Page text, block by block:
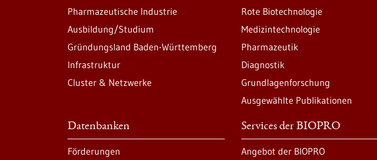
Pharmazeutische Industrie
Ausbildung/Studium
Gründungsland Baden-Württemberg
Infrastruktur
Cluster & Netzwerke
Rote Biotechnologie
Medizintechnologie
Pharmazeutik
Diagnostik
Grundlagenforschung
Ausgewählte Publikationen
Datenbanken
Förderungen
Services der BIOPRO
Angebot der BIOPRO